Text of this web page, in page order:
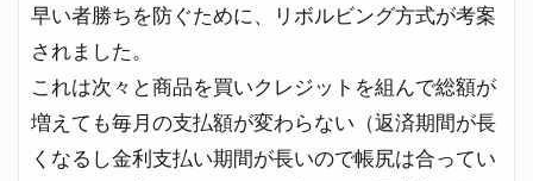
早い者勝ちを防ぐために、リボルビング方式が考案
されました。
これは次々と商品を買いクレジットを組んで総額が
増えても毎月の支払額が変わらない（返済期間が長
くなるし金利支払い期間が長いので帳尻は合ってい